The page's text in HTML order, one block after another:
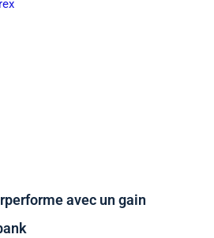
avec un gain